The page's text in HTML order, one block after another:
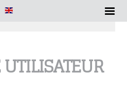
UTILISATEUR